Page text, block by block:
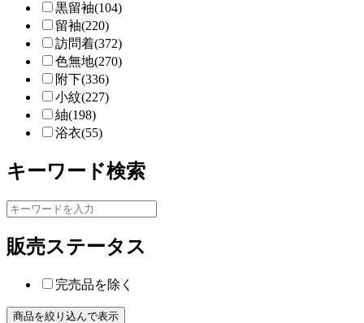
黒留袖(104)
留袖(220)
訪問着(372)
色無地(270)
附下(336)
小紋(227)
紬(198)
浴衣(55)
キーワード検索
販売ステータス
完売品を除く